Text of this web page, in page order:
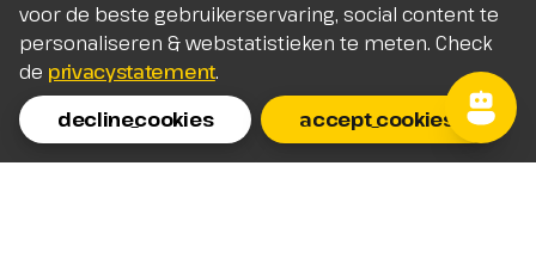
voor de beste gebruikerservaring, social content te
personaliseren & webstatistieken te meten. Check
de privacystatement.
decline_cookies
accept_cookies